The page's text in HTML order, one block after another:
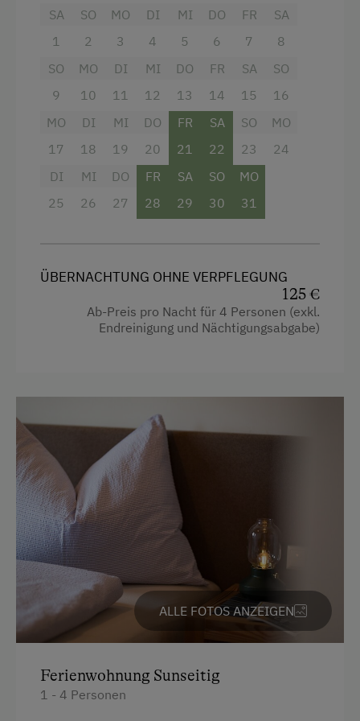
Wandern
Geführte Wanderungen
Geführte Bergtour
Esel- oder Lamawanderungen
Mountainbike
Mithilfe am Hof
Aktivurlaub Winter
Direkt an der Loipe
Skibus zur Loipe
Schneeschuhwandern
Geführte Schneeschuhwanderungen
Skitouren
Kulinarik / Genuss
Kulinarik zum Miterleben / In der Hofküche
Ab Hofverkauf
Urlaub für Familien
Familienfreundliche Unterkünfte
Aussicht auf eine Berglandschaft
Backofen
Garten
Handtücher
Reinigungsausstattung in der Wohnung
Toilette
Küchenausstattung
Kühlschrank
Neubau
Doppelbett
Ausziehcouch
SA
1
SO
2
MO
3
DI
4
MI
5
DO
6
FR
7
SA
8
SO
9
MO
10
DI
11
MI
12
DO
13
FR
14
SA
15
SO
16
MO
17
DI
18
MI
19
DO
20
FR
21
SA
22
SO
23
MO
24
DI
25
MI
26
DO
27
FR
28
SA
29
SO
30
MO
31
ÜBERNACHTUNG OHNE VERPFLEGUNG
125 €
Ab-Preis pro Nacht für 4 Personen (exkl.
Endreinigung und Nächtigungsabgabe)
ALLE FOTOS ANZEIGEN
Ferienwohnung Sunseitig
1 - 4 Personen